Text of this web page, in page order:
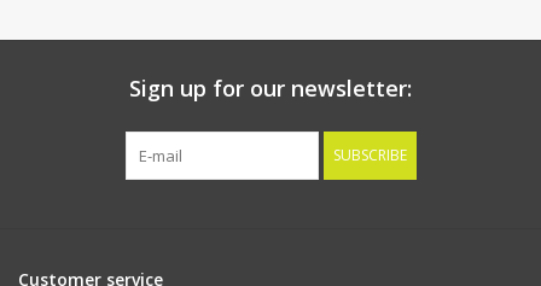
Sign up for our newsletter:
SUBSCRIBE
Customer service